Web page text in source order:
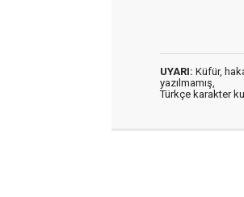
UYARI: Küfür,
yazılmamış,
Türkçe karakter